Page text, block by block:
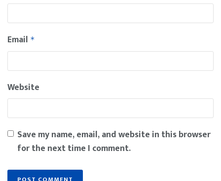
Email *
Website
Save my name, email, and website in this browser
for the next time I comment.